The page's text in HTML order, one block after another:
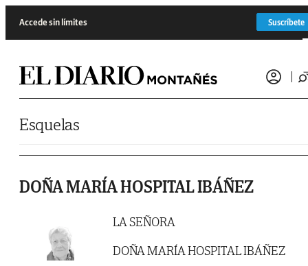
Accede sin límites Suscríbete
Esquelas
DOÑA MARÍA HOSPITAL IBÁÑEZ
LA SEÑORA
DOÑA MARÍA HOSPITAL IBÁÑEZ